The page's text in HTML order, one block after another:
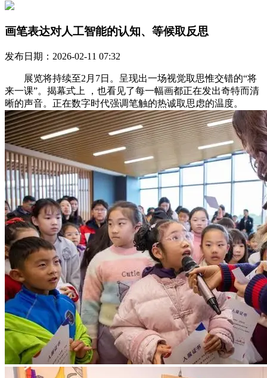
画笔表达对人工智能的认知、等候取反思
发布日期：2026-02-11 07:32
展览将持续至2月7日。呈现出一场视觉取思惟交错的“将
来一课”。揭幕式上 ，也看见了每一幅画都正在发出奇特而清
晰的声音。正在数字时代强调笔触的热诚取思虑的温度。